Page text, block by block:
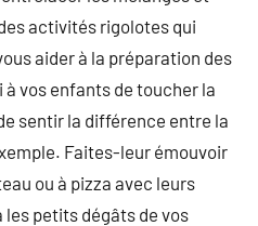
activités rigolotes qui
aider à la préparation des
vos enfants de toucher la
sentir la différence entre la
Faites-leur émouvoir
ou à pizza avec leurs
petits dégâts de vos